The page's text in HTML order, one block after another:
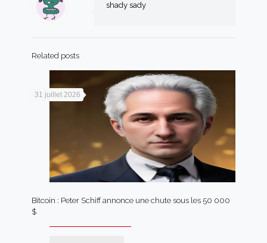
shady sady
Related posts
31 juillet 2026
Bitcoin : Peter Schiff annonce une chute sous les 50 000
$